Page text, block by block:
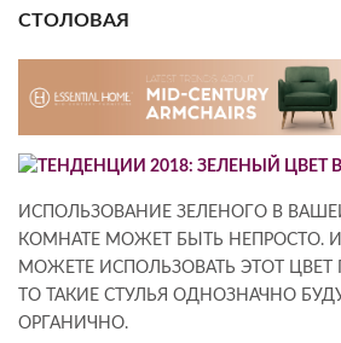
СТОЛОВАЯ
ИСПОЛЬЗОВАНИЕ ЗЕЛЕНОГО В
КОМНАТЕ МОЖЕТ БЫТЬ НЕПРОСТО.
МОЖЕТЕ ИСПОЛЬЗОВАТЬ ЭТОТ ЦВЕТ
ТО ТАКИЕ СТУЛЬЯ ОДНОЗНАЧНО
ОРГАНИЧНО.